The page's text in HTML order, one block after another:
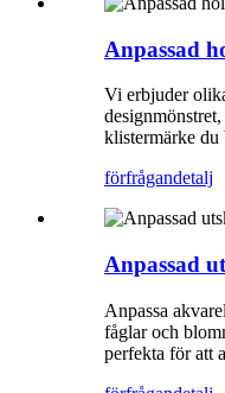
Anpassad
Vi erbjuder
klistermärke du
förfrågandetalj
Anpassad
Anpassa
fåglar och
perfekta för att